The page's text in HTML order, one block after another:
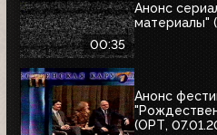
00:35
Анонс
материалы"
Анонс
(ОРТ,